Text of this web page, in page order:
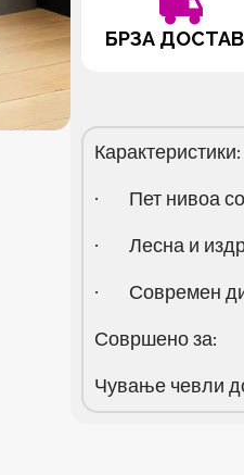
БРЗА
Карактеристики:
· Пет нивоа со
· Лесна и
· Современ
Совршено за:
Чување чевли